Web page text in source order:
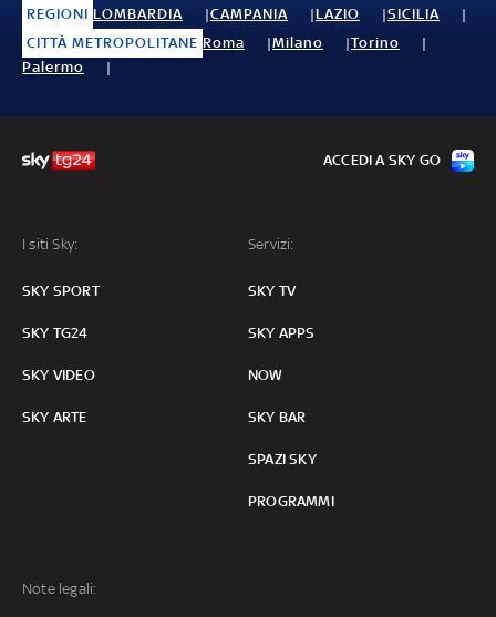
REGIONI LOMBARDIA CAMPANIA LAZIO
SICILIA
CITTÀ METROPOLITANE Roma Milano
Torino
Palermo
I siti Sky:
SKY SPORT
SKY TG24
SKY VIDEO
SKY ARTE
Servizi:
SKY TV
SKY APPS
NOW
SKY BAR
SPAZI SKY
PROGRAMMI
Note legali:
ACCEDI A SKY GO